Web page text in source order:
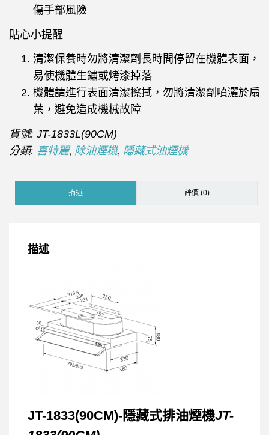
傷手部風險
貼心小提醒
清潔保養時勿將清潔劑長時間停留在機體表面，
易使機體生鏽或烤漆掉落
機體請進行表面清潔擦拭，勿將清潔劑噴灑於扇
葉，避免造成機械故障
貨號: JT-1833L(90CM)
分類: 喜特麗, 除油煙機, 隱藏式油煙機
描述 評價 (0)
描述
JT-1833(90CM)-隱藏式排油煙機JT-